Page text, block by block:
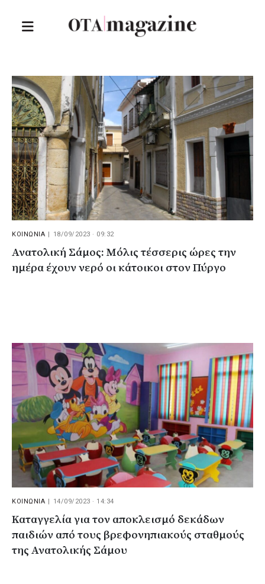
ΚΟΙΝΩΝΙΑ 18/09/2023 · 09:32
Ανατολική Σάμος: Μόλις τέσσερις ώρες την
ημέρα έχουν νερό οι κάτοικοι στον Πύργο
ΚΟΙΝΩΝΙΑ 14/09/2023 · 14:34
Καταγγελία για τον αποκλεισμό δεκάδων
παιδιών από τους βρεφονηπιακούς σταθμούς
της Ανατολικής Σάμου